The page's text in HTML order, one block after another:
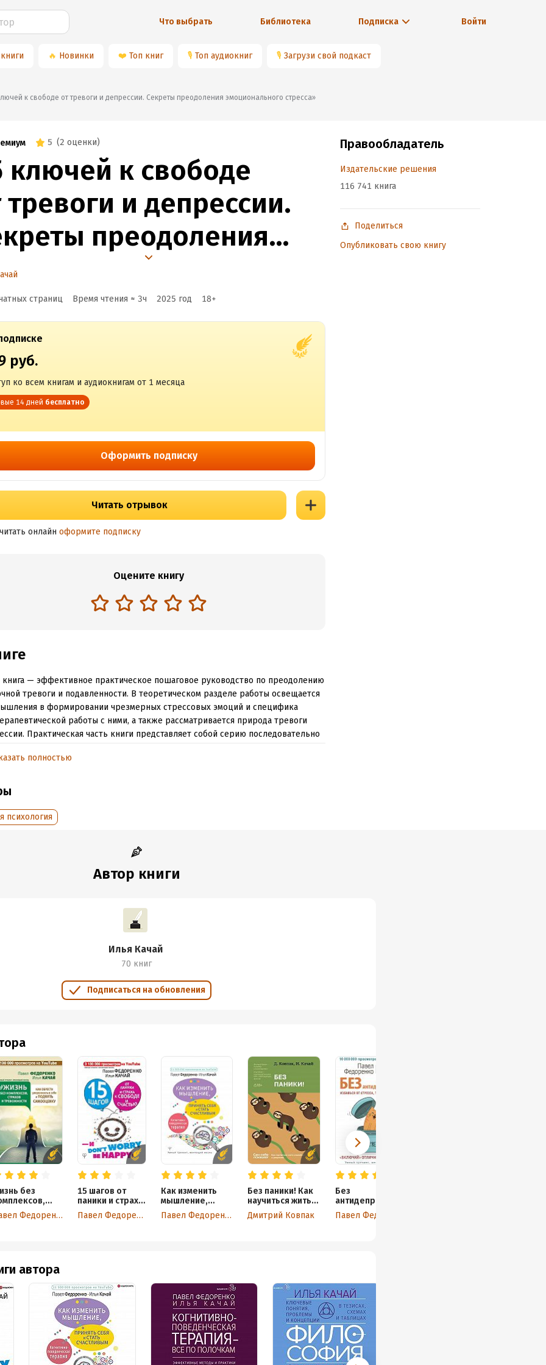
Что выбрать Библиотека Подписка Войти
🔥 Новинки ❤️ Топ книг 🎙 Топ аудиокниг 🎙 Загрузи свой подкаст
ключей к свободе от тревоги и депрессии. Секреты преодоления эмоционального стресса»
5 (2 оценки)
ключей к свободе
тревоги и депрессии.
преодоления
стресса
страниц Время чтения ≈ 3ч 2025 год 18+
руб.
ко всем книгам и аудиокнигам от 1 месяца
14 дней бесплатно
Оформить подписку
Читать отрывок
онлайн оформите подписку
Оцените книгу
книга — эффективное практическое пошаговое руководство по преодолению
тревоги и подавленности. В теоретическом разделе работы освещается
в формировании чрезмерных стрессовых эмоций и специфика
работы с ними, а также рассматривается природа тревоги
Практическая часть книги представляет собой серию последовательно
и насыщенную жизнь.
информация
198705
полностью
психология
Правообладатель
Издательские решения
116 741 книга
Поделиться
Опубликовать свою книгу
Автор книги
Илья Качай
70 книг
Подписаться на обновления
без
и
Павел Федоренко
15 шагов от
паники и страха
к свободе и
счастью. И –
Павел Федоренко
Как изменить
мышление,
принять себя и
стать
Павел Федоренко
Без паники! Как
научиться жить
спокойно и
уверенно
Дмитрий Ковпак
Без
антидепрессант
ов! Избавься от
стресса, тревоги
автора